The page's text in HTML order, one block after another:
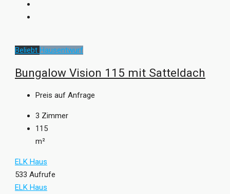
Beliebt Hausentwurf
Bungalow Vision 115 mit Satteldach
Preis auf Anfrage
3 Zimmer
115
m²
ELK Haus
533 Aufrufe
ELK Haus